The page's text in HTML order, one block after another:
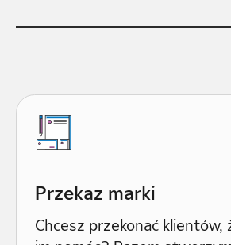
Przekaz marki
Chcesz przekonać klientów,